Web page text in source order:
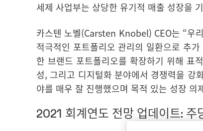
세제 사업부는 상당한 유기적 매출 성장을
카스텐 노벨(Carsten Knobel) CEO는 “우
적극적인 포트폴리오 관리의 일환으로 추
한 브랜드 포트폴리오를 확장하기 위해 표
성, 그리고 디지털화 분야에서 경쟁력을 강
야를 매우 잘 진행했으며 목적 있는 성장 의
2021 회계연도 전망 업데이트: 주